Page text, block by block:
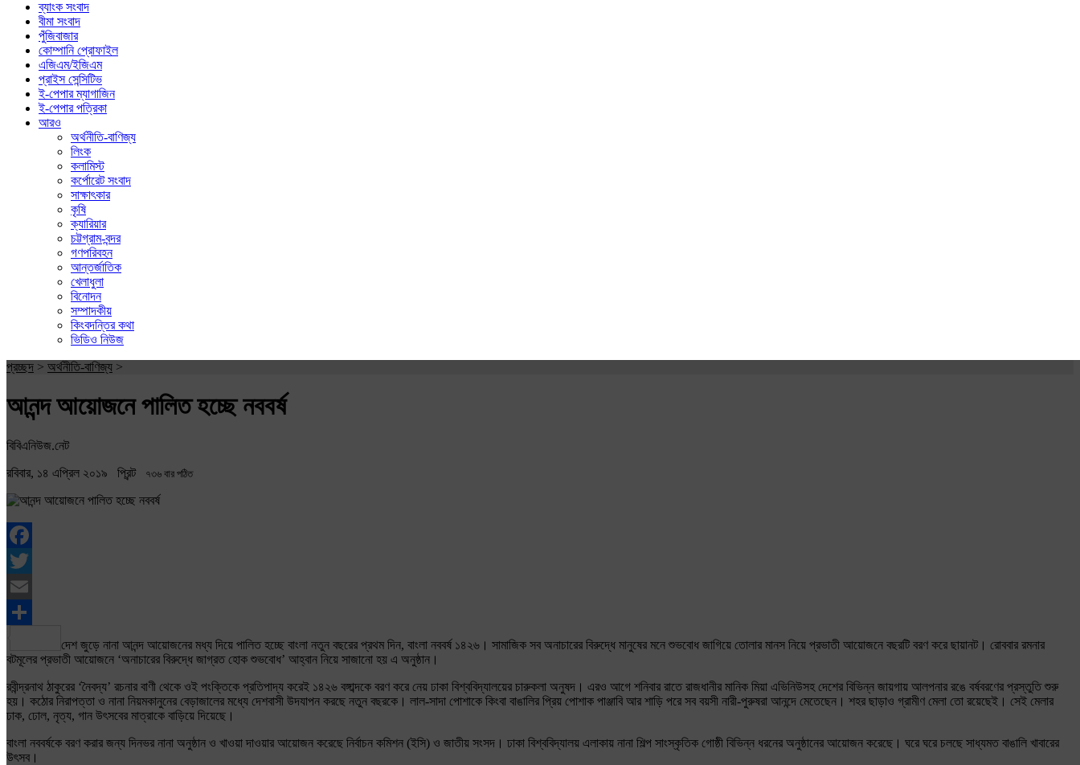
ব্যাংক সংবাদ
বীমা সংবাদ
পুঁজিবাজার
কোম্পানি প্রোফাইল
এজিএম/ইজিএম
প্রাইস সেন্সিটিভ
ই-পেপার ম্যাগাজিন
ই-পেপার পত্রিকা
আরও
অর্থনীতি-বাণিজ্য
লিংক
কলামিস্ট
কর্পোরেট সংবাদ
সাক্ষাৎকার
কৃষি
ক্যারিয়ার
চট্টগ্রাম-বন্দর
গণপরিবহন
আন্তর্জাতিক
খেলাধুলা
বিনোদন
সম্পাদকীয়
কিংবদন্তির কথা
ভিডিও নিউজ
প্রচ্ছদ > অর্থনীতি-বাণিজ্য >
আনন্দ আয়োজনে পালিত হচ্ছে নববর্ষ
বিবিএনিউজ.নেট
রবিবার, ১৪ এপ্রিল ২০১৯ প্রিন্ট ৭৩৬ বার পঠিত
Facebook
Twitter
Email
দেশ জুড়ে নানা আনন্দ আয়োজনের মধ্য দিয়ে পালিত হচ্ছে বাংলা নতুন বছরের প্রথম দিন, বাংলা নববর্ষ ১৪২৬। সামাজিক সব অনাচারের বিরুদ্ধে মানুষের মনে শুভবোধ জাগিয়ে তোলার মানস নিয়ে প্রভাতী আয়োজনে বছরটি বরণ করে ছায়ানট। রোববার রমনার
বটমূলের প্রভাতী আয়োজনে ‘অনাচারের বিরুদ্ধে জাগ্রত হোক শুভবোধ’ আহ্বান নিয়ে সাজানো হয় এ অনুষ্ঠান।
রবীন্দ্রনাথ ঠাকুরের ‘নৈবদ্য’ রচনার বাণী থেকে ওই পংক্তিকে প্রতিপাদ্য করেই ১৪২৬ বঙ্গাব্দকে বরণ করে নেয় ঢাকা বিশ্ববিদ্যালয়ের চারুকলা অনুষদ। এরও আগে শনিবার রাতে রাজধানীর মানিক মিয়া এভিনিউসহ দেশের বিভিন্ন জায়গায় আলপনার রঙে বর্ষবরণের প্রস্তুতি শুরু
হয়। কঠোর নিরাপত্তা ও নানা নিয়মকানুনের বেড়াজালের মধ্যে দেশবাসী উদযাপন করছে নতুন বছরকে। লাল-সাদা পোশাকে কিংবা বাঙালির প্রিয় পোশাক পাঞ্জাবি আর শাড়ি পরে সব বয়সী নারী-পুরুষরা আনন্দে মেতেছেন। শহর ছাড়াও গ্রামীণ মেলা তো রয়েছেই। সেই মেলার
ঢাক, ঢোল, নৃত্য, গান উৎসবের মাত্রাকে বাড়িয়ে দিয়েছে।
বাংলা নববর্ষকে বরণ করার জন্য দিনভর নানা অনুষ্ঠান ও খাওয়া দাওয়ার আয়োজন করেছে নির্বাচন কমিশন (ইসি) ও জাতীয় সংসদ। ঢাকা বিশ্ববিদ্যালয় এলাকায় নানা শিল্প সাংস্কৃতিক গোষ্ঠী বিভিন্ন ধরনের অনুষ্ঠানের আয়োজন করেছে। ঘরে ঘরে চলছে সাধ্যমত বাঙালি খাবারের
উৎসব।